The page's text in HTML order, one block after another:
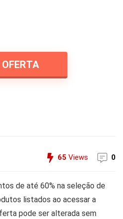
65 Views 0
de até 60% na seleção de
listados ao acessar a
pode ser alterada sem